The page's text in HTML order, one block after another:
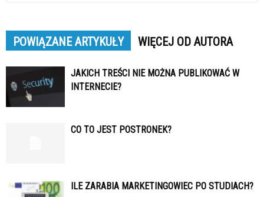
POWIĄZANE ARTYKUŁY WIĘCEJ OD AUTORA
JAKICH TREŚCI NIE MOŻNA PUBLIKOWAĆ W
INTERNECIE?
CO TO JEST POSTRONEK?
ILE ZARABIA MARKETINGOWIEC PO STUDIACH?